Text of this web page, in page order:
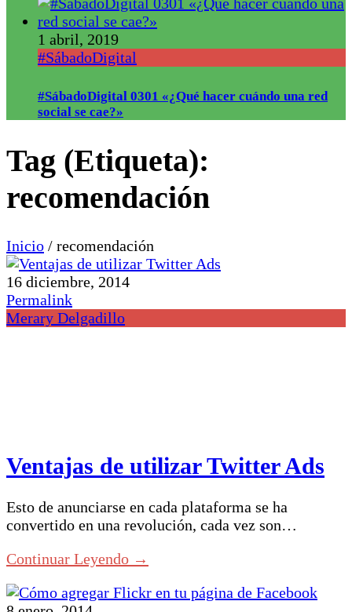
1 abril, 2019
#SábadoDigital
#SábadoDigital 0301 «¿Qué hacer cuándo una red
social se cae?»
Tag (Etiqueta):
recomendación
Inicio / recomendación
16 diciembre, 2014
Permalink
Merary Delgadillo
Ventajas de utilizar Twitter Ads
Esto de anunciarse en cada plataforma se ha
convertido en una revolución, cada vez son…
Continuar Leyendo →